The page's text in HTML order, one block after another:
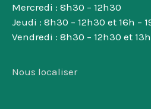
Mercredi : 8h30 – 12h30
Jeudi : 8h30 – 12h30 et 16h –
Vendredi : 8h30 – 12h30 et
Nous localiser